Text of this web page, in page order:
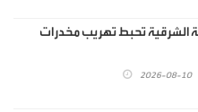
الشرقية تحبط تهريب مخدرات
2026-08-10